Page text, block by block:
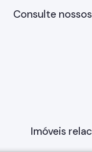
Consulte
Imóveis